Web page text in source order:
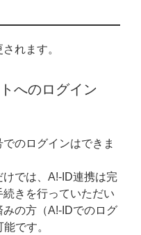
れます。
へのログイン
のログインはできま
では、A!-ID連携は完
きを行っていただい
の方（A!-IDでのログ
です。